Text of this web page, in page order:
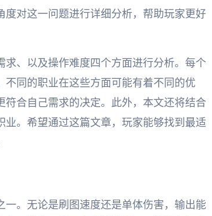
对这一问题进行详细分析，帮助玩家更好
、以及操作难度四个方面进行分析。每个
同的职业在这些方面可能有着不同的优
合自己需求的决定。此外，本文还将结合
。希望通过这篇文章，玩家能够找到最适
。无论是刷图速度还是单体伤害，输出能